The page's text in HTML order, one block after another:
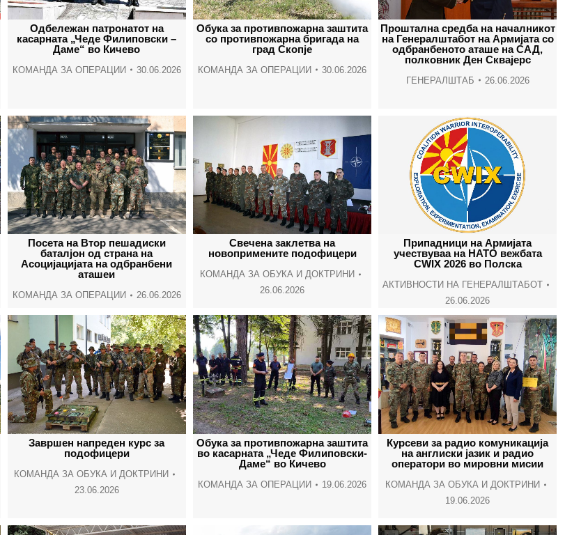
windowwindowwindow
Одбележан патронатот на
касарната „Чеде Филиповски –
Даме“ во Кичево
КОМАНДА ЗА ОПЕРАЦИИ 30.06.2026
Обука за противпожарна заштита
со противпожарна бригада на
град Скопје
КОМАНДА ЗА ОПЕРАЦИИ 30.06.2026
Проштална средба на началникот
на Генералштабот на Армијата со
одбранбеното аташе на САД,
полковник Ден Сквајерс
ГЕНЕРАЛШТАБ 26.06.2026
Посета на Втор пешадиски
баталјон од страна на
Асоцијацијата на одбранбени
аташеи
КОМАНДА ЗА ОПЕРАЦИИ 26.06.2026
Свечена заклетва на
новопримените подофицери
КОМАНДА ЗА ОБУКА И ДОКТРИНИ
26.06.2026
Припадници на Армијата
учествуваа на НАТО вежбата
CWIX 2026 во Полска
АКТИВНОСТИ НА ГЕНЕРАЛШТАБОТ
26.06.2026
Завршен напреден курс за
подофицери
КОМАНДА ЗА ОБУКА И ДОКТРИНИ
23.06.2026
Обука за противпожарна заштита
во касарната „Чеде Филиповски-
Даме“ во Кичево
КОМАНДА ЗА ОПЕРАЦИИ 19.06.2026
Курсеви за радио комуникација
на англиски јазик и радио
оператори во мировни мисии
КОМАНДА ЗА ОБУКА И ДОКТРИНИ
19.06.2026